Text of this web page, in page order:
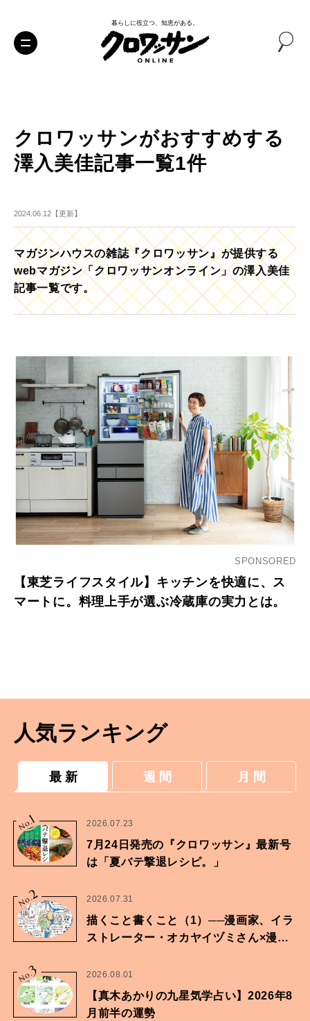
暮らしに役立つ、知恵がある。
クロワッサンがおすすめする
澤入美佳記事一覧1件
2024.06.12【更新】
マガジンハウスの雑誌『クロワッサン』が提供する
webマガジン「クロワッサンオンライン」の澤入美佳
記事一覧です。
SPONSORED
【東芝ライフスタイル】キッチンを快適に、ス
マートに。料理上手が選ぶ冷蔵庫の実力とは。
人気ランキング
最 新 週 間 月 間
No.
1 2026.07.23
7月24日発売の『クロワッサン』最新号
は「夏バテ撃退レシピ。」
No.2 2026.07.31
描くこと書くこと（1）──漫画家、イラ
ストレーター・オカヤイヅミさん×漫画
No.
3 2026.08.01
【真木あかりの九星気学占い】2026年8
月前半の運勢